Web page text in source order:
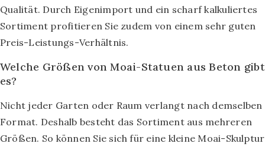
Qualität. Durch Eigenimport und ein scharf kalkuliertes
Sortiment profitieren Sie zudem von einem sehr guten
Preis-Leistungs-Verhältnis.
Welche Größen von Moai-Statuen aus Beton gibt
es?
Nicht jeder Garten oder Raum verlangt nach demselben
Format. Deshalb besteht das Sortiment aus mehreren
Größen. So können Sie sich für eine kleine Moai-Skulptur